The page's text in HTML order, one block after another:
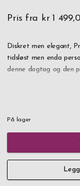
Pris fra kr 1
Diskret men elegant,
tidsløst men enda
denne dogtag og den
for en livstid, uansett
Leveres til deg i
OBS! Samme tekst
På lager